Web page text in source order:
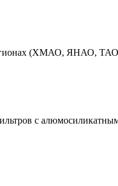
(ХМАО, ЯНАО,
с